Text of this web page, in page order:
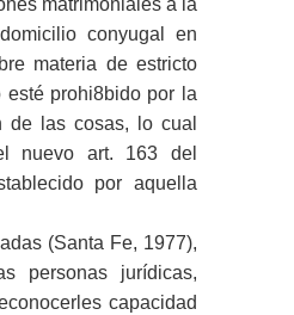
matrimoniales a la
conyugal en
materia de estricto
esté prohi8bido por la
de las cosas, lo cual
nuevo art. 163 del
por aquella
(Santa Fe, 1977),
personas jurídicas,
capacidad